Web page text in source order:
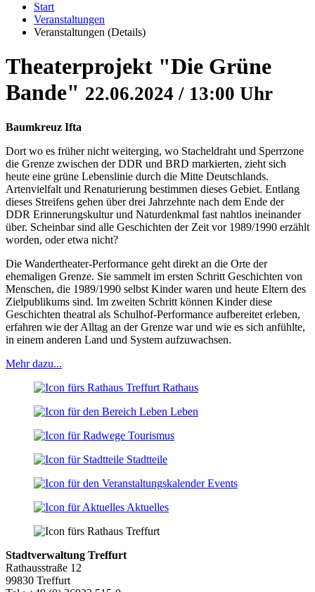
Start
Veranstaltungen
Veranstaltungen (Details)
Theaterprojekt "Die Grüne
Bande" 22.06.2024 / 13:00 Uhr
Baumkreuz Ifta
Dort wo es früher nicht weiterging, wo Stacheldraht und Sperrzone
die Grenze zwischen der DDR und BRD markierten, zieht sich
heute eine grüne Lebenslinie durch die Mitte Deutschlands.
Artenvielfalt und Renaturierung bestimmen dieses Gebiet. Entlang
dieses Streifens gehen über drei Jahrzehnte nach dem Ende der
DDR Erinnerungskultur und Naturdenkmal fast nahtlos ineinander
über. Scheinbar sind alle Geschichten der Zeit vor 1989/1990 erzählt
worden, oder etwa nicht?
Die Wandertheater-Performance geht direkt an die Orte der
ehemaligen Grenze. Sie sammelt im ersten Schritt Geschichten von
Menschen, die 1989/1990 selbst Kinder waren und heute Eltern des
Zielpublikums sind. Im zweiten Schritt können Kinder diese
Geschichten theatral als Schulhof-Performance aufbereitet erleben,
erfahren wie der Alltag an der Grenze war und wie es sich anfühlte,
in einem anderen Land und System aufzuwachsen.
Mehr dazu...
Rathaus
Leben
Tourismus
Stadtteile
Events
Aktuelles
Stadtverwaltung Treffurt
Rathausstraße 12
99830 Treffurt